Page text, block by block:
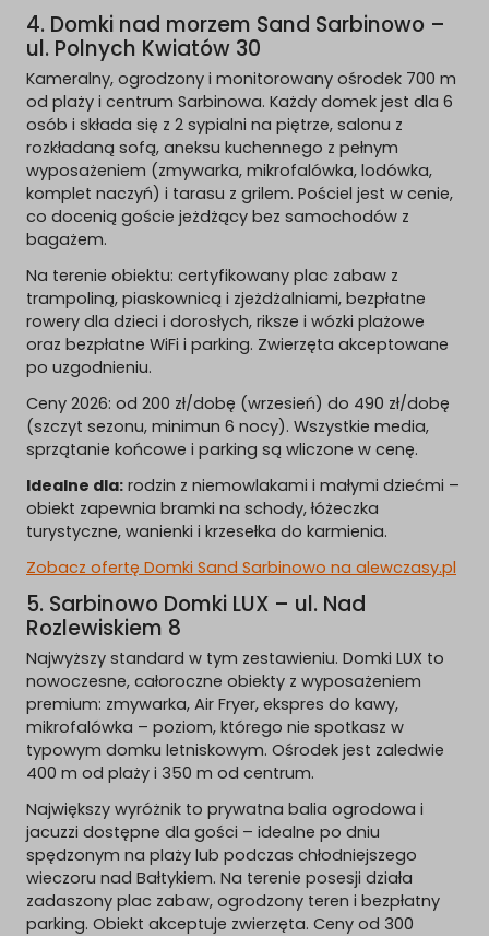
4. Domki nad morzem Sand Sarbinowo –
ul. Polnych Kwiatów 30
Kameralny, ogrodzony i monitorowany ośrodek 700 m
od plaży i centrum Sarbinowa. Każdy domek jest dla 6
osób i składa się z 2 sypialni na piętrze, salonu z
rozkładaną sofą, aneksu kuchennego z pełnym
wyposażeniem (zmywarka, mikrofalówka, lodówka,
komplet naczyń) i tarasu z grilem. Pościel jest w cenie,
co docenią goście jeżdżący bez samochodów z
bagażem.
Na terenie obiektu: certyfikowany plac zabaw z
trampoliną, piaskownicą i zjeżdżalniami, bezpłatne
rowery dla dzieci i dorosłych, riksze i wózki plażowe
oraz bezpłatne WiFi i parking. Zwierzęta akceptowane
po uzgodnieniu.
Ceny 2026: od 200 zł/dobę (wrzesień) do 490 zł/dobę
(szczyt sezonu, minimun 6 nocy). Wszystkie media,
sprzątanie końcowe i parking są wliczone w cenę.
Idealne dla: rodzin z niemowlakami i małymi dziećmi –
obiekt zapewnia bramki na schody, łóżeczka
turystyczne, wanienki i krzesełka do karmienia.
Zobacz ofertę Domki Sand Sarbinowo na alewczasy.pl
5. Sarbinowo Domki LUX – ul. Nad
Rozlewiskiem 8
Najwyższy standard w tym zestawieniu. Domki LUX to
nowoczesne, całoroczne obiekty z wyposażeniem
premium: zmywarka, Air Fryer, ekspres do kawy,
mikrofalówka – poziom, którego nie spotkasz w
typowym domku letniskowym. Ośrodek jest zaledwie
400 m od plaży i 350 m od centrum.
Największy wyróżnik to prywatna balia ogrodowa i
jacuzzi dostępne dla gości – idealne po dniu
spędzonym na plaży lub podczas chłodniejszego
wieczoru nad Bałtykiem. Na terenie posesji działa
zadaszony plac zabaw, ogrodzony teren i bezpłatny
parking. Obiekt akceptuje zwierzęta. Ceny od 300